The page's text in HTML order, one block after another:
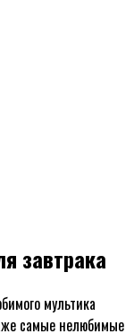
завтрака
мультика
самые нелюбимые